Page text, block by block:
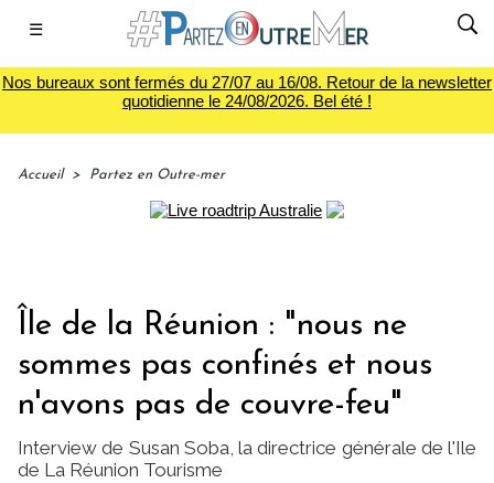
☰
Nos bureaux sont fermés du 27/07 au 16/08. Retour de la newsletter
quotidienne le 24/08/2026. Bel été !
Accueil > Partez en Outre-mer
Île de la Réunion : "nous ne
sommes pas confinés et nous
n'avons pas de couvre-feu"
Interview de Susan Soba, la directrice générale de l'Ile
de La Réunion Tourisme